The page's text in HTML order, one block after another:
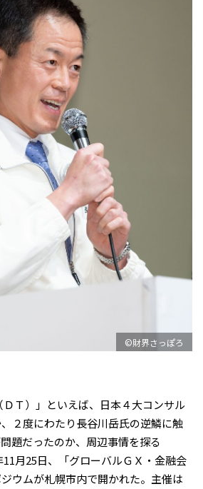
©財界さっぽろ
ＤＴ）」といえば、日本４大コンサル
２度にわたり長谷川岳氏の逆鱗に触
題だったのか、周辺事情を探る
25日、「グローバルＧＸ・金融会
ウムが札幌市内で開かれた。主催は